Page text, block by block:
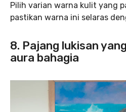
Pilih varian warna kulit yang
pastikan warna ini selaras
8. Pajang lukisan
aura bahagia